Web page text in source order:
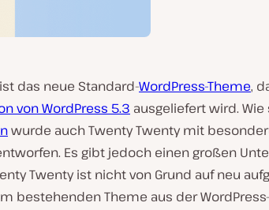
das neue Standard-WordPress-Theme,
von WordPress 5.3 ausgeliefert wird. Wie
wurde auch Twenty Twenty mit
Es gibt jedoch einen großen
Twenty ist nicht von Grund auf neu
bestehenden Theme aus der